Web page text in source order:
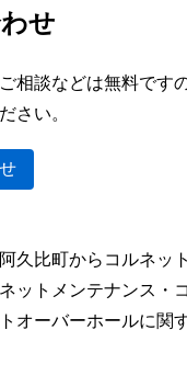
せ
相談などは無料です
さい。
久比町からコルネッ
ットメンテナンス・
オーバーホールに関